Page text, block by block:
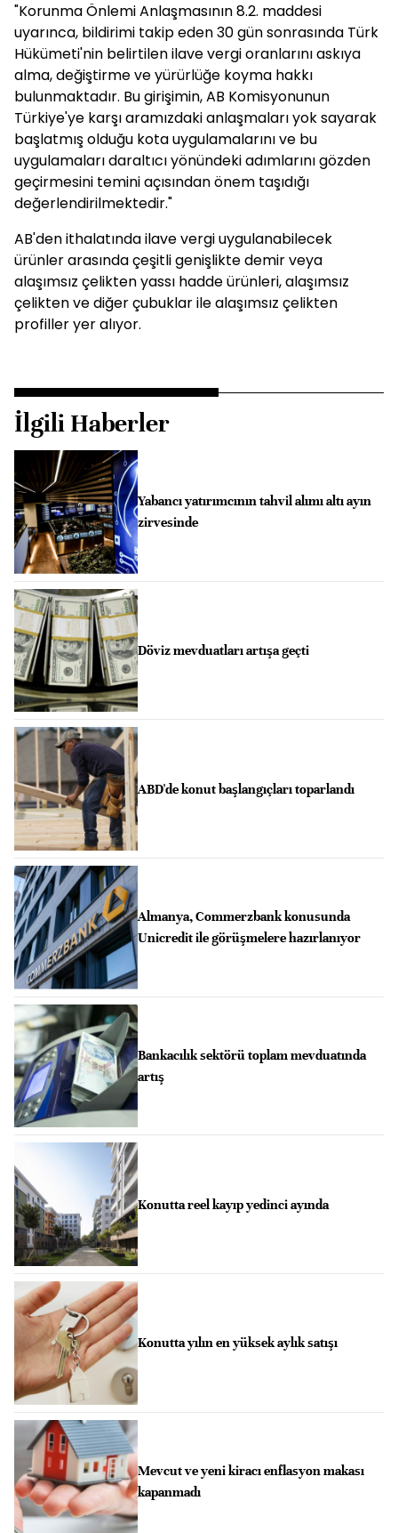
"Korunma Önlemi Anlaşmasının 8.2. maddesi
uyarınca, bildirimi takip eden 30 gün sonrasında Türk
Hükümeti'nin belirtilen ilave vergi oranlarını askıya
alma, değiştirme ve yürürlüğe koyma hakkı
bulunmaktadır. Bu girişimin, AB Komisyonunun
Türkiye'ye karşı aramızdaki anlaşmaları yok sayarak
başlatmış olduğu kota uygulamalarını ve bu
uygulamaları daraltıcı yönündeki adımlarını gözden
geçirmesini temini açısından önem taşıdığı
değerlendirilmektedir."
AB'den ithalatında ilave vergi uygulanabilecek
ürünler arasında çeşitli genişlikte demir veya
alaşımsız çelikten yassı hadde ürünleri, alaşımsız
çelikten ve diğer çubuklar ile alaşımsız çelikten
profiller yer alıyor.
İlgili Haberler
Yabancı yatırımcının tahvil alımı altı ayın
zirvesinde
Döviz mevduatları artışa geçti
ABD'de konut başlangıçları toparlandı
Almanya, Commerzbank konusunda
Unicredit ile görüşmelere hazırlanıyor
Bankacılık sektörü toplam mevduatında
artış
Konutta reel kayıp yedinci ayında
Konutta yılın en yüksek aylık satışı
Mevcut ve yeni kiracı enflasyon makası
kapanmadı